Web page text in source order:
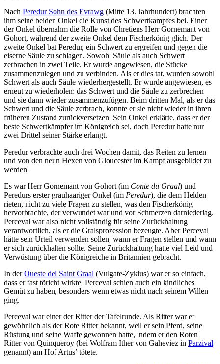
Nach Peredur Sohn des Evrawg (Mitte 13. Jahrhundert) brachten
ihm seine beiden Onkel die Kunst des Schwertkampfes bei. Einer
der Onkel übernahm die Rolle von Chretiens Herr Gornemant von
Gohort, während der zweite Onkel dem Fischerkönig glich. Der
zweite Onkel bat Peredur, ein Schwert zu ergreifen und gegen die
eiserne Säule zu schlagen. Sowohl Säule als auch Schwert
zerbrachen in zwei Teile. Er wurde angewiesen, die Stücke
zusammenzulegen und zu verbinden. Als er dies tat, wurden sowohl
Schwert als auch Säule wiederhergestellt. Er wurde angewiesen, es
erneut zu wiederholen: das Schwert und die Säule zu zerbrechen
und sie dann wieder zusammenzufügen. Beim dritten Mal, als er das
Schwert und die Säule zerbrach, konnte er sie nicht wieder in ihren
früheren Zustand zurückversetzen. Sein Onkel erklärte, dass er der
beste Schwertkämpfer im Königreich sei, doch Peredur hatte nur
zwei Drittel seiner Stärke erlangt.
Peredur verbrachte auch drei Wochen damit, das Reiten zu lernen
und von den neun Hexen von Gloucester im Kampf ausgebildet zu
werden.
Es war Herr Gornemant von Gohort (im Conte du Graal) und
Peredurs erster grauhaariger Onkel (im Peredur), die dem Helden
rieten, nicht zu viele Fragen zu stellen, was den Fischerkönig
hervorbrachte, der verwundet war und vor Schmerzen darniederlag.
Perceval war also nicht vollständig für seine Zurückhaltung
verantwortlich, als er die Gralsprozession bezeugte. Aber Perceval
hätte sein Urteil verwenden sollen, wann er Fragen stellen und wann
er sich zurückhalten sollte. Seine Zurückhaltung hatte viel Leid und
Verwüstung über die Königreiche in Britannien gebracht.
In derQueste del Saint Graal (Vulgate-Zyklus) war er so einfach,
dass er fast töricht wirkte. Perceval schien auch ein kindliches
Gemüt zu haben, besonders wenn etwas nicht nach seinem Willen
ging.
Perceval war einer der Ritter der Tafelrunde. Als Ritter war er
gewöhnlich als der Rote Ritter bekannt, weil er sein Pferd, seine
Rüstung und seine Waffe gewonnen hatte, indem er den Roten
Ritter von Quinqueroy (bei Wolfram Ither von Gaheviez in Parzival
genannt) am Hof Artus’ tötete.